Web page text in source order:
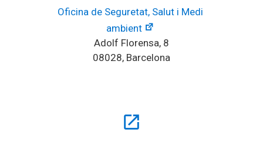
Oficina de Seguretat, Salut i Medi
ambient
Adolf Florensa, 8
08028, Barcelona
open_in_new